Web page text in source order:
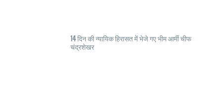
14 दिन की न्यायिक हिरासत में भेजे गए भीम आर्मी चीफ
चंद्रशेखर